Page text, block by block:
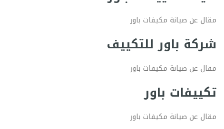
مقال عن صيانة مكيفات باور
شركة باور للتكييف
مقال عن صيانة مكيفات باور
تكييفات باور
مقال عن صيانة مكيفات باور